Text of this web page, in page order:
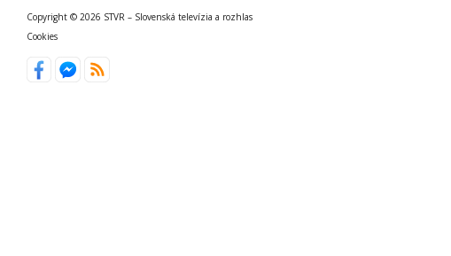
Copyright © 2026 STVR – Slovenská televízia a rozhlas
Cookies